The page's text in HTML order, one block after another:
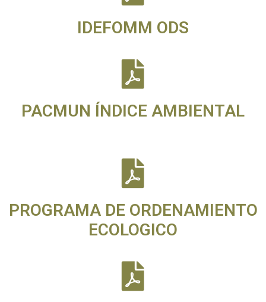
IDEFOMM ODS
PACMUN ÍNDICE AMBIENTAL
PROGRAMA DE ORDENAMIENTO
ECOLOGICO